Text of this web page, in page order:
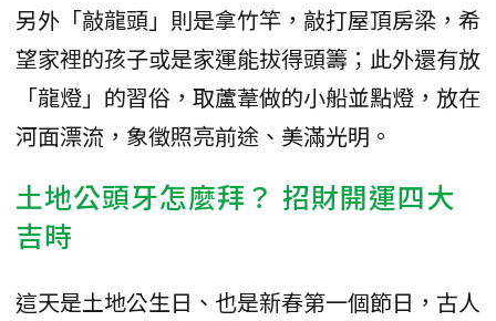
另外「敲龍頭」則是拿竹竿，敲打屋頂房梁，希
望家裡的孩子或是家運能拔得頭籌；此外還有放
「龍燈」的習俗，取蘆葦做的小船並點燈，放在
河面漂流，象徵照亮前途、美滿光明。
土地公頭牙怎麼拜？ 招財開運四大
吉時
這天是土地公生日、也是新春第一個節日，古人